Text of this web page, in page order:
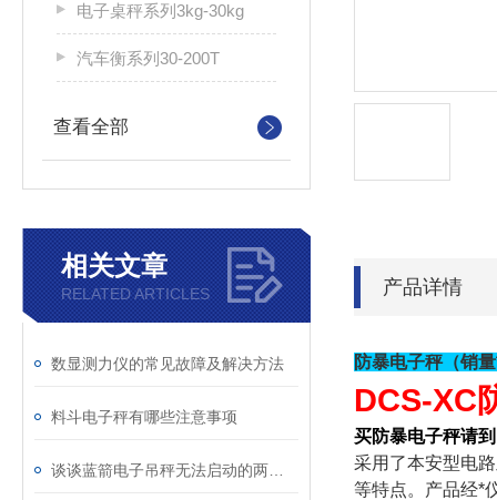
电子桌秤系列3kg-30kg
汽车衡系列30-200T
查看全部
相关文章
RELATED ARTICLES
数显测力仪的常见故障及解决方法
料斗电子秤有哪些注意事项
产品详情
防暴电子秤（销
DCS-XC
买防暴电子秤请
采用了本安型电
等特点。产品经*